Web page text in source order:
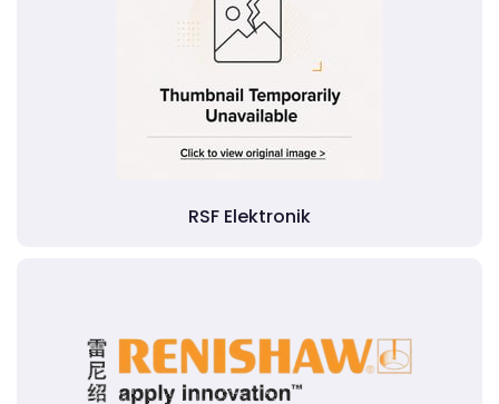
RSF Elektronik